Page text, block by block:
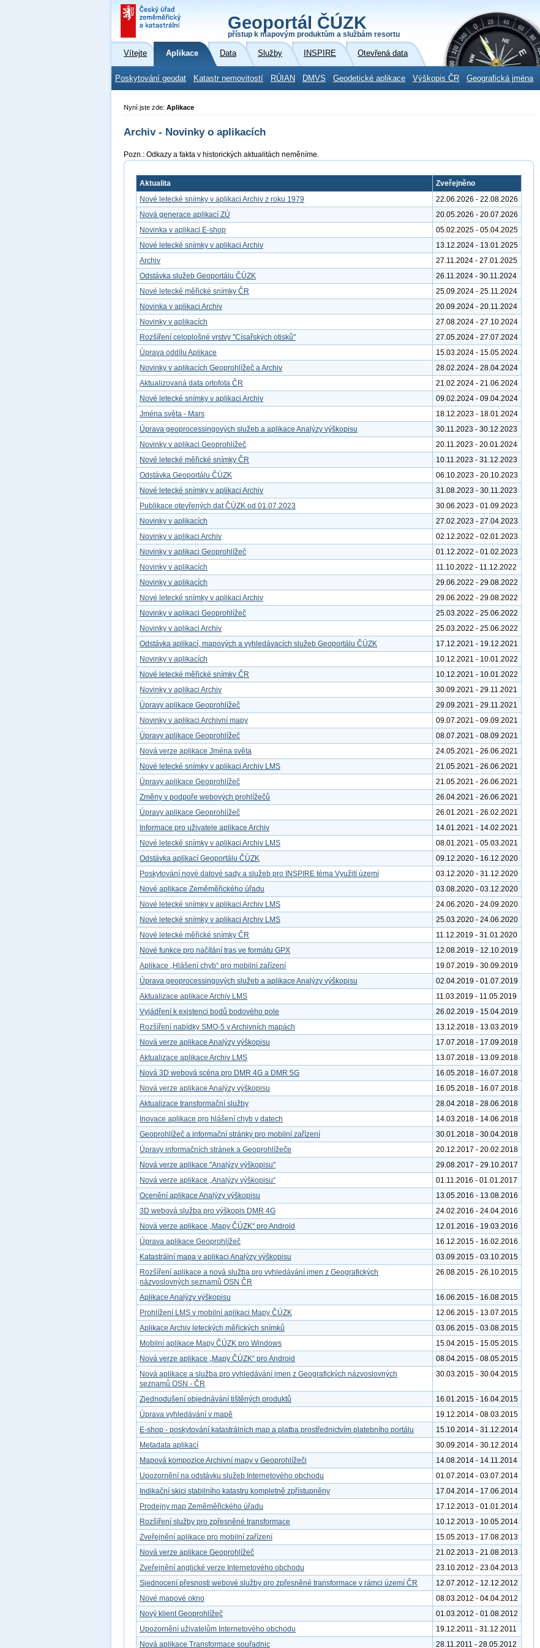
Geoportál ČÚZK
přístup k mapovým produktům a službám resortu
Vítejte Aplikace Data Služby INSPIRE Otevřená data
Poskytování geodat Katastr nemovitostí RÚIAN DMVS Geodetické aplikace Výškopis ČR Geografická jména
Nyní jste zde: Aplikace
Archiv - Novinky o aplikacích
Pozn.: Odkazy a fakta v historických aktualitách neměníme.
Aktualita
Zveřejněno
Nové letecké snímky v aplikaci Archiv z roku 1979
22.06.2026 - 22.08.2026
Nová generace aplikací ZÚ
20.05.2026 - 20.07.2026
Novinka v aplikaci E-shop
05.02.2025 - 05.04.2025
Nové letecké snímky v aplikaci Archiv
13.12.2024 - 13.01.2025
Archiv
27.11.2024 - 27.01.2025
Odstávka služeb Geoportálu ČÚZK
26.11.2024 - 30.11.2024
Nové letecké měřické snímky ČR
25.09.2024 - 25.11.2024
Novinka v aplikaci Archiv
20.09.2024 - 20.11.2024
Novinky v aplikacích
27.08.2024 - 27.10.2024
Rozšíření celoplošné vrstvy "Císařských otisků"
27.05.2024 - 27.07.2024
Úprava oddílu Aplikace
15.03.2024 - 15.05.2024
Novinky v aplikacích Geoprohlížeč a Archiv
28.02.2024 - 28.04.2024
Aktualizovaná data ortofota ČR
21.02.2024 - 21.06.2024
Nové letecké snímky v aplikaci Archiv
09.02.2024 - 09.04.2024
Jména světa - Mars
18.12.2023 - 18.01.2024
Úprava geoprocessingových služeb a aplikace Analýzy výškopisu
30.11.2023 - 30.12.2023
Novinky v aplikaci Geoprohlížeč
20.11.2023 - 20.01.2024
Nové letecké měřické snímky ČR
10.11.2023 - 31.12.2023
Odstávka Geoportálu ČÚZK
06.10.2023 - 20.10.2023
Nové letecké snímky v aplikaci Archiv
31.08.2023 - 30.11.2023
Publikace otevřených dat ČÚZK od 01.07.2023
30.06.2023 - 01.09.2023
Novinky v aplikacích
27.02.2023 - 27.04.2023
Novinky v aplikaci Archiv
02.12.2022 - 02.01.2023
Novinky v aplikaci Geoprohlížeč
01.12.2022 - 01.02.2023
Novinky v aplikacích
11.10.2022 - 11.12.2022
Novinky v aplikacích
29.06.2022 - 29.08.2022
Nové letecké snímky v aplikaci Archiv
29.06.2022 - 29.08.2022
Novinky v aplikaci Geoprohlížeč
25.03.2022 - 25.06.2022
Novinky v aplikaci Archiv
25.03.2022 - 25.06.2022
Odstávka aplikací, mapových a vyhledávacích služeb Geoportálu ČÚZK
17.12.2021 - 19.12.2021
Novinky v aplikacích
10.12.2021 - 10.01.2022
Nové letecké měřické snímky ČR
10.12.2021 - 10.01.2022
Novinky v aplikaci Archiv
30.09.2021 - 29.11.2021
Úpravy aplikace Geoprohlížeč
29.09.2021 - 29.11.2021
Novinky v aplikaci Archivní mapy
09.07.2021 - 09.09.2021
Úpravy aplikace Geoprohlížeč
08.07.2021 - 08.09.2021
Nová verze aplikace Jména světa
24.05.2021 - 26.06.2021
Nové letecké snímky v aplikaci Archiv LMS
21.05.2021 - 26.06.2021
Úpravy aplikace Geoprohlížeč
21.05.2021 - 26.06.2021
Změny v podpoře webových prohlížečů
26.04.2021 - 26.06.2021
Úpravy aplikace Geoprohlížeč
26.01.2021 - 26.02.2021
Informace pro uživatele aplikace Archiv
14.01.2021 - 14.02.2021
Nové letecké snímky v aplikaci Archiv LMS
08.01.2021 - 05.03.2021
Odstávka aplikací Geoportálu ČÚZK
09.12.2020 - 16.12.2020
Poskytování nové datové sady a služeb pro INSPIRE téma Využití území
03.12.2020 - 31.12.2020
Nové aplikace Zeměměřického úřadu
03.08.2020 - 03.12.2020
Nové letecké snímky v aplikaci Archiv LMS
24.06.2020 - 24.09.2020
Nové letecké snímky v aplikaci Archiv LMS
25.03.2020 - 24.06.2020
Nové letecké měřické snímky ČR
11.12.2019 - 31.01.2020
Nové funkce pro načítání tras ve formátu GPX
12.08.2019 - 12.10.2019
Aplikace „Hlášení chyb“ pro mobilní zařízení
19.07.2019 - 30.09.2019
Úprava geoprocessingových služeb a aplikace Analýzy výškopisu
02.04.2019 - 01.07.2019
Aktualizace aplikace Archiv LMS
11.03.2019 - 11.05.2019
Vyjádření k existenci bodů bodového pole
26.02.2019 - 15.04.2019
Rozšíření nabídky SMO-5 v Archivních mapách
13.12.2018 - 13.03.2019
Nová verze aplikace Analýzy výškopisu
17.07.2018 - 17.09.2018
Aktualizace aplikace Archiv LMS
13.07.2018 - 13.09.2018
Nová 3D webová scéna pro DMR 4G a DMR 5G
16.05.2018 - 16.07.2018
Nová verze aplikace Analýzy výškopisu
16.05.2018 - 16.07.2018
Aktualizace transformační služby
28.04.2018 - 28.06.2018
Inovace aplikace pro hlášení chyb v datech
14.03.2018 - 14.06.2018
Geoprohlížeč a informační stránky pro mobilní zařízení
30.01.2018 - 30.04.2018
Úpravy informačních stránek a Geoprohlížeče
20.12.2017 - 20.02.2018
Nová verze aplikace "Analýzy výškopisu"
29.08.2017 - 29.10.2017
Nová verze aplikace „Analýzy výškopisu“
01.11.2016 - 01.01.2017
Ocenění aplikace Analýzy výškopisu
13.05.2016 - 13.08.2016
3D webová služba pro výškopis DMR 4G
24.02.2016 - 24.04.2016
Nová verze aplikace „Mapy ČÚZK“ pro Android
12.01.2016 - 19.03.2016
Úprava aplikace Geoprohlížeč
16.12.2015 - 16.02.2016
Katastrální mapa v aplikaci Analýzy výškopisu
03.09.2015 - 03.10.2015
Rozšíření aplikace a nová služba pro vyhledávání jmen z Geografických
názvoslovných seznamů OSN ČR
26.08.2015 - 26.10.2015
Aplikace Analýzy výškopisu
16.06.2015 - 16.08.2015
Prohlížení LMS v mobilní aplikaci Mapy ČÚZK
12.06.2015 - 13.07.2015
Aplikace Archiv leteckých měřických snímků
03.06.2015 - 03.08.2015
Mobilní aplikace Mapy ČÚZK pro Windows
15.04.2015 - 15.05.2015
Nová verze aplikace „Mapy ČÚZK“ pro Android
08.04.2015 - 08.05.2015
Nová aplikace a služba pro vyhledávání jmen z Geografických názvoslovných
seznamů OSN - ČR
30.03.2015 - 30.04.2015
Zjednodušení objednávání tištěných produktů
16.01.2015 - 16.04.2015
Úprava vyhledávání v mapě
19.12.2014 - 08.03.2015
E-shop - poskytování katastrálních map a platba prostřednictvím platebního portálu
15.10.2014 - 31.12.2014
Metadata aplikací
30.09.2014 - 30.12.2014
Mapová kompozice Archivní mapy v Geoprohlížeči
14.08.2014 - 14.11.2014
Upozornění na odstávku služeb Internetového obchodu
01.07.2014 - 03.07.2014
Indikační skici stabilního katastru kompletně zpřístupněny
17.04.2014 - 17.06.2014
Prodejny map Zeměměřického úřadu
17.12.2013 - 01.01.2014
Rozšíření služby pro zpřesněné transformace
10.12.2013 - 10.05.2014
Zveřejnění aplikace pro mobilní zařízení
15.05.2013 - 17.08.2013
Nová verze aplikace Geoprohlížeč
21.02.2013 - 21.08.2013
Zveřejnění anglické verze Internetového obchodu
23.10.2012 - 23.04.2013
Sjednocení přesnosti webové služby pro zpřesněné transformace v rámci území ČR
12.07.2012 - 12.12.2012
Nové mapové okno
08.03.2012 - 04.04.2012
Nový klient Geoprohlížeč
01.03.2012 - 01.08.2012
Upozornění uživatelům Internetového obchodu
19.12.2011 - 31.12.2011
Nová aplikace Transformace souřadnic
28.11.2011 - 28.05.2012